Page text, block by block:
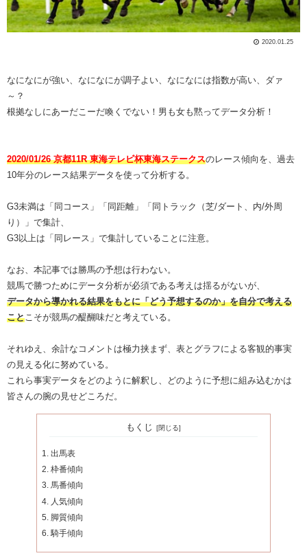
2020.01.25
なになにが強い、なになにが調子よい、なになには指数が高い、ダァ
～？
根拠なしにあーだこーだ喚くでない！男も女も黙ってデータ分析！
2020/01/26 京都11R 東海テレビ杯東海ステークスのレース傾向を、過去
10年分のレース結果データを使って分析する。
G3未満は「同コース」「同距離」「同トラック（芝/ダート、内/外周
り）」で集計、
G3以上は「同レース」で集計していることに注意。
なお、本記事では勝馬の予想は行わない。
競馬で勝つためにデータ分析が必須である考えは揺るがないが、
データから導かれる結果をもとに「どう予想するのか」を自分で考える
こと こそが競馬の醍醐味だと考えている。
それゆえ、余計なコメントは極力挟まず、表とグラフによる客観的事実
の見える化に努めている。
これら事実データをどのように解釈し、どのように予想に組み込むかは
皆さんの腕の見せどころだ。
もくじ
出馬表
枠番傾向
馬番傾向
人気傾向
脚質傾向
騎手傾向